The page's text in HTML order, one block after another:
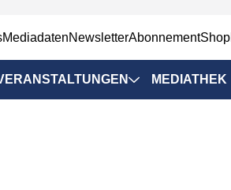
MediadatenNewsletterAbonnementShop
MEDIATHEK